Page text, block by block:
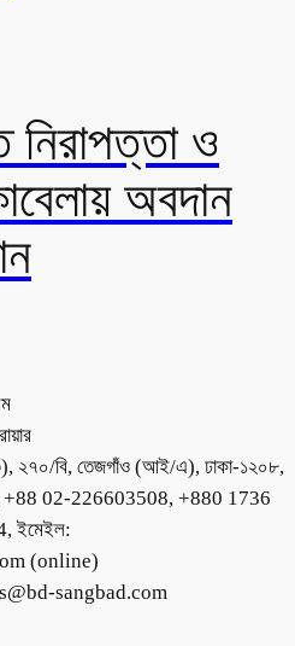
নিরাপত্তা ও
অবদান
২৭০/বি, তেজগাঁও (আই/এ), ঢাকা-১২০৮,
02-226603508, +880 1736
ইমেইল:
(online)
sangbad.com